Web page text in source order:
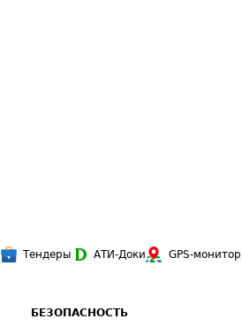
Тендеры АТИ-Доки GPS-
БЕЗОПАСНОСТЬ